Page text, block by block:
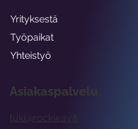
Asiakaspalvelu
tuki@rockway.fi
Yrityksestä
Työpaikat
Yhteistyö